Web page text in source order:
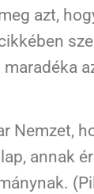
azt,
Nemzet,
annak